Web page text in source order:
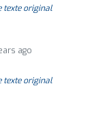
texte original
ago
texte original